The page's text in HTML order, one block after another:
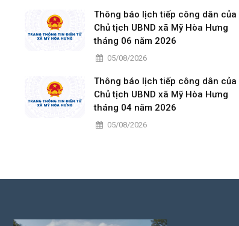
Thông báo lịch tiếp công dân của
Chủ tịch UBND xã Mỹ Hòa Hưng
tháng 06 năm 2026
05/08/2026
Thông báo lịch tiếp công dân của
Chủ tịch UBND xã Mỹ Hòa Hưng
tháng 04 năm 2026
05/08/2026